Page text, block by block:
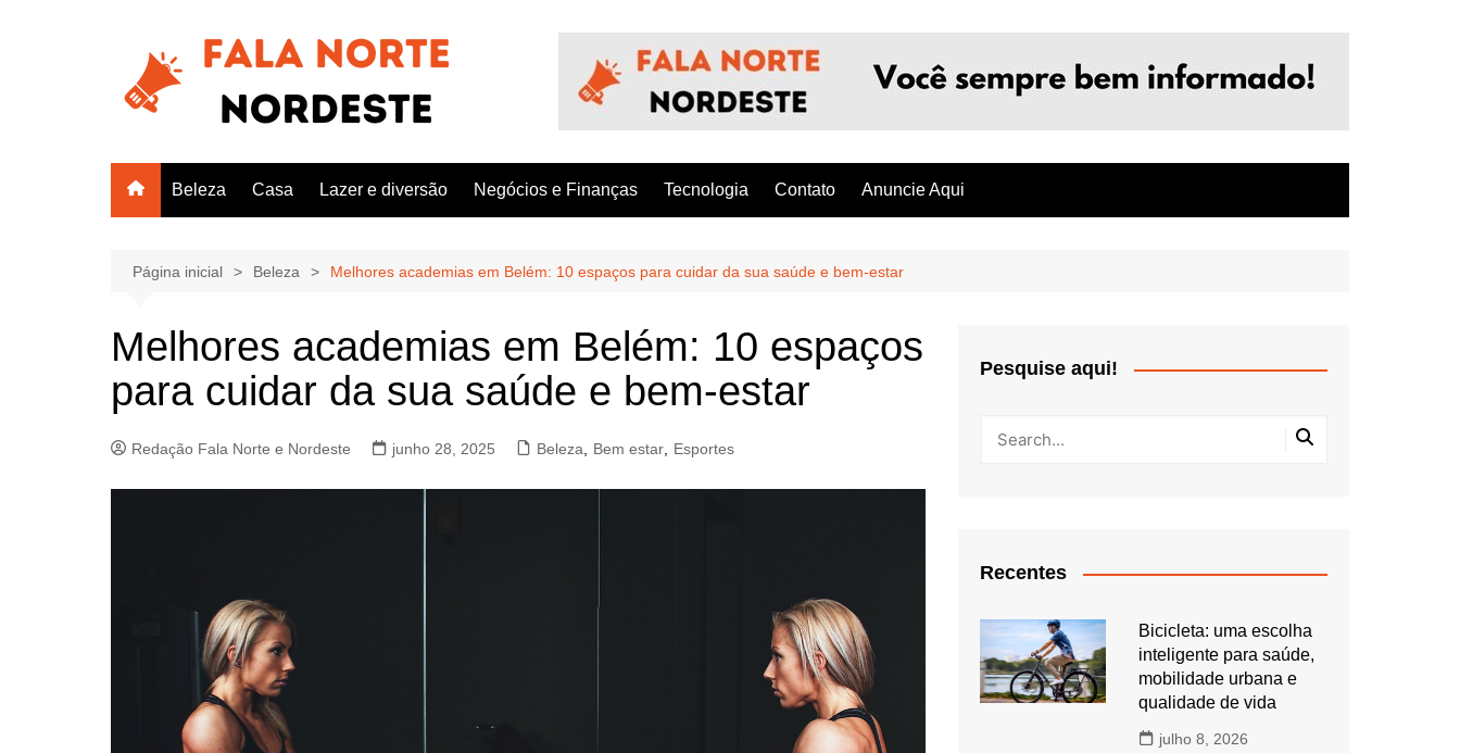
Beleza Casa Lazer e diversão Negócios e Finanças Tecnologia Contato Anuncie Aqui
Página inicial Beleza Melhores academias em Belém: 10 espaços para cuidar da sua saúde e bem-estar
Melhores academias em Belém: 10 espaços
para cuidar da sua saúde e bem-estar
Redação Fala Norte e Nordeste junho 28, 2025 Beleza Bem estar Esportes
Pesquise aqui!
Recentes
Bicicleta: uma escolha
inteligente para saúde,
mobilidade urbana e
qualidade de vida
julho 8, 2026